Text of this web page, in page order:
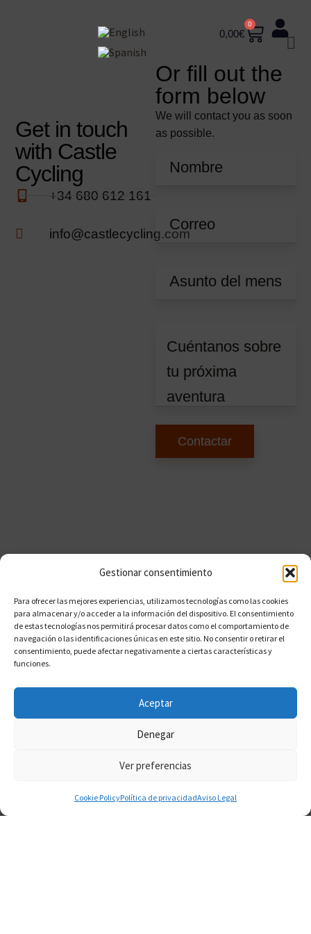
Gestionar consentimiento
Para ofrecer las mejores experiencias, utilizamos tecnologías como las cookies
para almacenar y/o acceder a la información del dispositivo. El consentimiento
de estas tecnologías nos permitirá procesar datos como el comportamiento de
navegación o las identificaciones únicas en este sitio. No consentir o retirar el
consentimiento, puede afectar negativamente a ciertas características y
funciones.
Aceptar
Denegar
Ver preferencias
Cookie PolicyPolítica de privacidadAviso Legal
0,00€
0
Get in touch
with Castle
Cycling
+34 680 612 161
info@castlecycling.com
Or fill out the
form below
We will contact you as soon
as possible.